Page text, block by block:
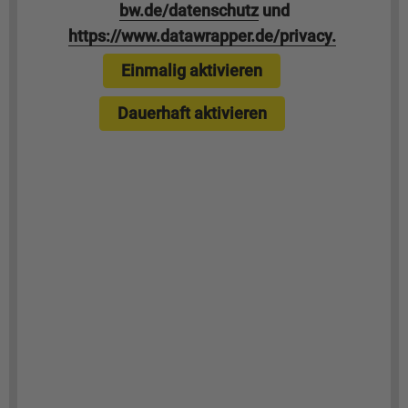
bw.de/datenschutzund
https://www.datawrapper.de/privacy.
Einmalig aktivieren
Dauerhaft aktivieren